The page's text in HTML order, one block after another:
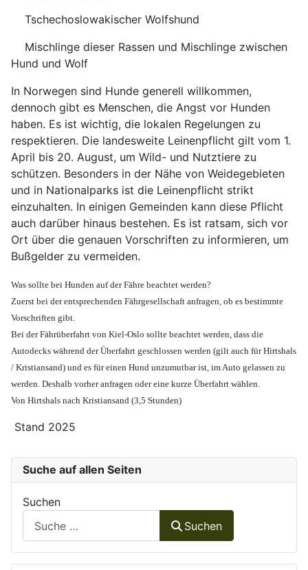
Tschechoslowakischer Wolfshund
Mischlinge dieser Rassen und Mischlinge zwischen
Hund und Wolf
In Norwegen sind Hunde generell willkommen,
dennoch gibt es Menschen, die Angst vor Hunden
haben. Es ist wichtig, die lokalen Regelungen zu
respektieren. Die landesweite Leinenpflicht gilt vom 1.
April bis 20. August, um Wild- und Nutztiere zu
schützen. Besonders in der Nähe von Weidegebieten
und in Nationalparks ist die Leinenpflicht strikt
einzuhalten. In einigen Gemeinden kann diese Pflicht
auch darüber hinaus bestehen. Es ist ratsam, sich vor
Ort über die genauen Vorschriften zu informieren, um
Bußgelder zu vermeiden.
Was sollte bei Hunden auf der Fähre beachtet werden?
Zuerst bei der entsprechenden Fährgesellschaft anfragen, ob es bestimmte
Vorschriften gibt.
Bei der Fährüberfahrt von Kiel-Oslo sollte beachtet werden, dass die
Autodecks während der Überfahrt geschlossen werden (gilt auch für Hirtshals
/ Kristiansand) und es für einen Hund unzumutbar ist, im Auto gelassen zu
werden. Deshalb vorher anfragen oder eine kurze Überfahrt wählen.
Von Hirtshals nach Kristiansand (3,5 Stunden)
Stand 2025
Suche auf allen Seiten
Suchen
Suchen